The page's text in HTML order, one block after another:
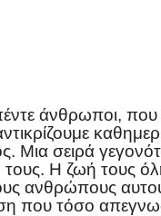
άνθρωποι, που
Μια σειρά
Η ζωή τους
ανθρώπους
που τόσο